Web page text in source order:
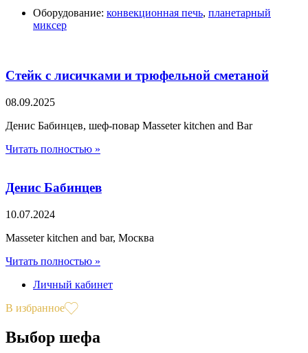
Оборудование: конвекционная печь, планетарный
миксер
Стейк с лисичками и трюфельной сметаной
08.09.2025
Денис Бабинцев, шеф-повар Masseter kitchen and Bar
Читать полностью »
Денис Бабинцев
10.07.2024
Masseter kitchen and bar, Москва
Читать полностью »
Личный кабинет
В избранное
Выбор шефа